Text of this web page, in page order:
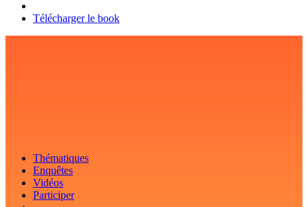
Télécharger le book
Thématiques
Enquêtes
Vidéos
Participer